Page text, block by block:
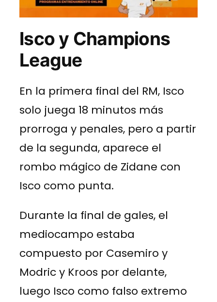
Isco y Champions
League
En la primera final del RM, Isco
solo juega 18 minutos más
prorroga y penales, pero a partir
de la segunda, aparece el
rombo mágico de Zidane con
Isco como punta.
Durante la final de gales, el
mediocampo estaba
compuesto por Casemiro y
Modric y Kroos por delante,
luego Isco como falso extremo